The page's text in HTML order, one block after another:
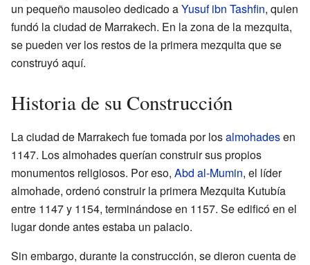
un pequeño mausoleo dedicado aYusuf ibn Tashfin, quien
fundó la ciudad de Marrakech. En la zona de la mezquita,
se pueden ver los restos de la primera mezquita que se
construyó aquí.
Historia de su Construcción
La ciudad de Marrakech fue tomada por losalmohadesen
1147. Los almohades querían construir sus propios
monumentos religiosos. Por eso, Abd al-Mumin, el líder
almohade, ordenó construir la primera Mezquita Kutubía
entre 1147 y 1154, terminándose en 1157. Se edificó en el
lugar donde antes estaba un palacio.
Sin embargo, durante la construcción, se dieron cuenta de